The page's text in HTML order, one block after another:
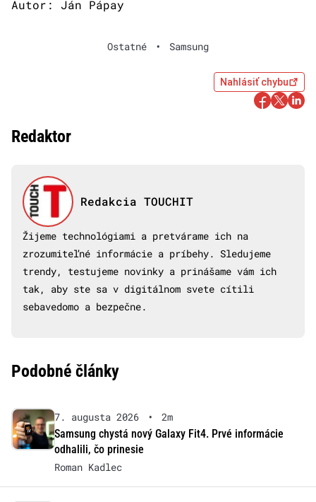
Autor: Ján Pápay
Ostatné • Samsung
Nahlásiť chybu
Redaktor
Redakcia TOUCHIT
Žijeme technológiami a pretvárame ich na
zrozumiteľné informácie a príbehy. Sledujeme
trendy, testujeme novinky a prinášame vám ich
tak, aby ste sa v digitálnom svete cítili
sebavedomo a bezpečne.
Podobné články
7. augusta 2026 •
2m
Samsung chystá nový Galaxy Fit4. Prvé informácie
odhalili, čo prinesie
Roman Kadlec